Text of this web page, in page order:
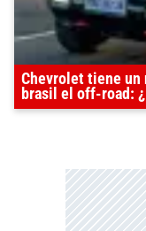
Chevrolet tiene un
brasil el off-road: